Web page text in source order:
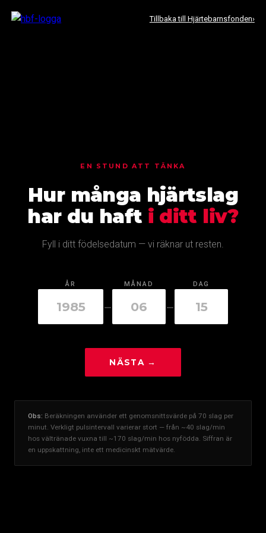
Tillbaka till Hjärtebarnsfonden
EN STUND ATT TÄNKA
Hur många hjärtslag
har du haft i ditt liv?
Fyll i ditt födelsedatum — vi räknar ut resten.
ÅR
–
MÅNAD
–
DAG
NÄSTA →
Obs: Beräkningen använder ett genomsnittsvärde på 70 slag per
minut. Verkligt pulsintervall varierar stort — från ~40 slag/min
hos vältränade vuxna till ~170 slag/min hos nyfödda. Siffran är
en uppskattning, inte ett medicinskt mätvärde.